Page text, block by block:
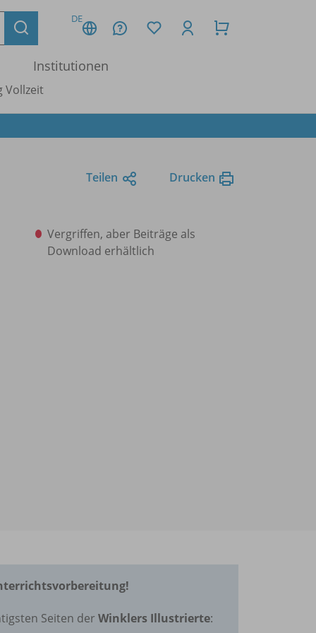
DE
Institutionen
Vollzeit
Teilen Drucken
Vergriffen, aber Beiträge als
Download erhältlich
Seiten der Winklers Illustrierte: